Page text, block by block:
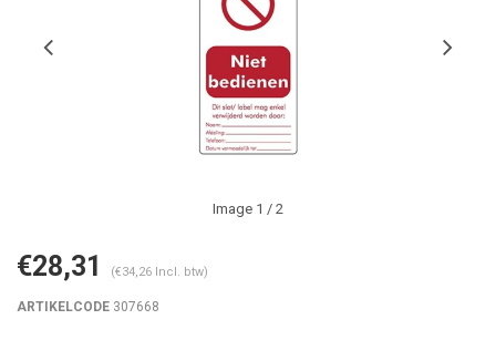
Image 1 / 2
€28,31 (€34,26 Incl. btw)
ARTIKELCODE 307668